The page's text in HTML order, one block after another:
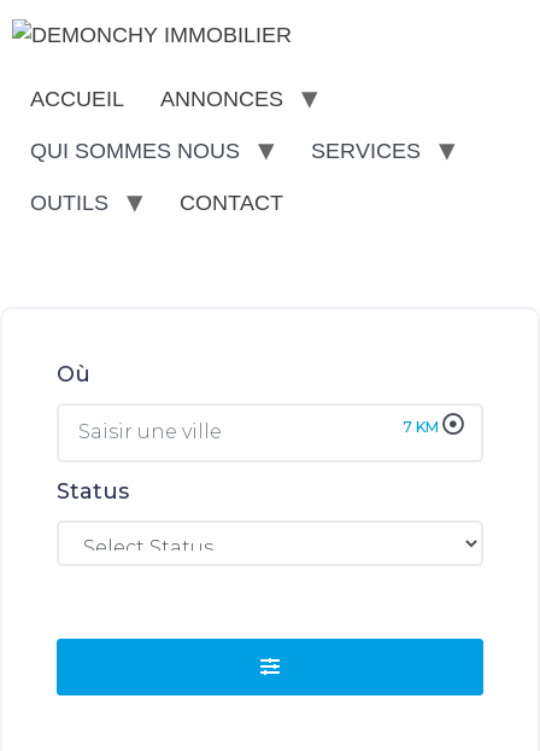
ACCUEIL ANNONCES
QUI SOMMES NOUS SERVICES
OUTILS CONTACT
Où
7 KM
Status